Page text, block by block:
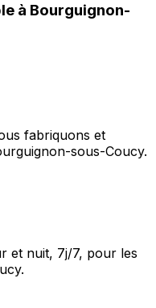
à Bourguignon-
fabriquons et
sous-Coucy.
et nuit, 7j/7, pour les